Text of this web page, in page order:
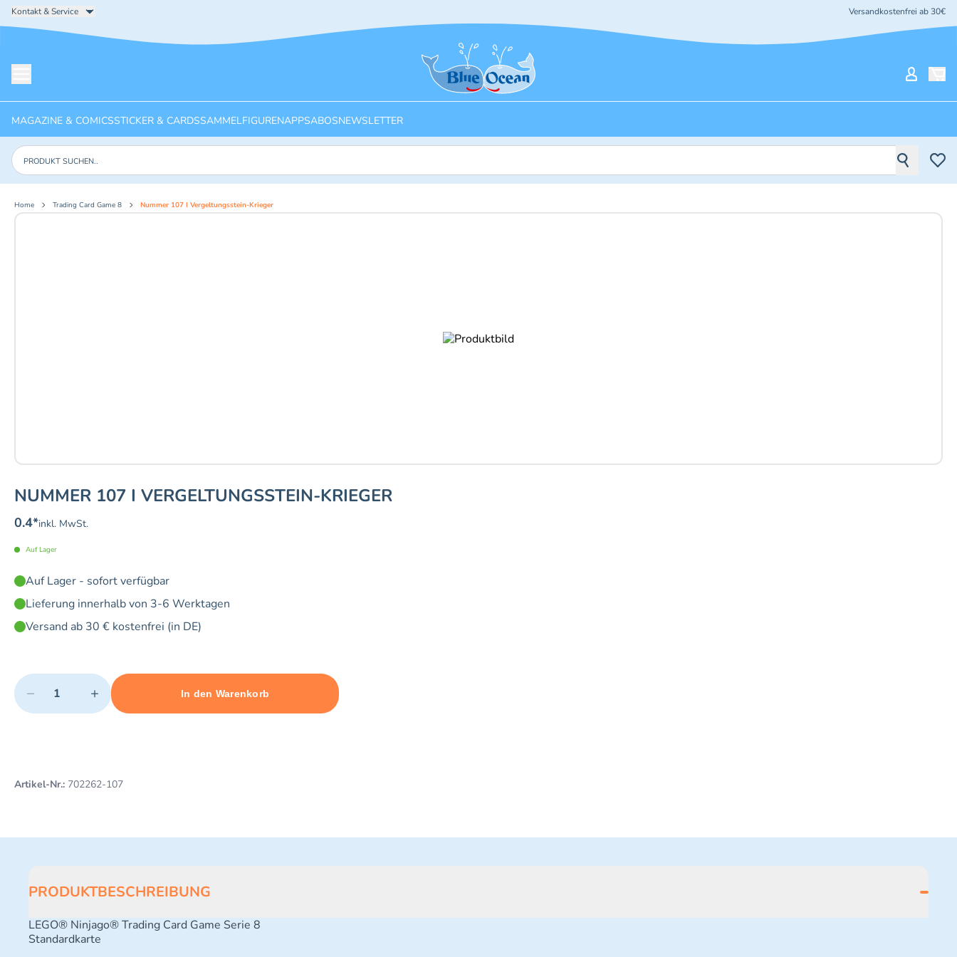
Kontakt & Service Versandkostenfrei ab 30€
Startseite
MAGAZINE & COMICSSTICKER & CARDSSAMMELFIGURENAPPSABOSNEWSLETTER
Produkte suchen
Home Trading Card Game 8 Nummer 107 I Vergeltungsstein-Krieger
NUMMER 107 I VERGELTUNGSSTEIN-KRIEGER
0.4*inkl. MwSt.
Auf Lager
Auf Lager - sofort verfügbar
Lieferung innerhalb von 3-6 Werktagen
Versand ab 30 € kostenfrei (in DE)
Quantity
− +
Minimum quantity: 1 Maximum quantity: 10
In den Warenkorb
Add 1 item to cart
Artikel-Nr.: 702262-107
PRODUKTBESCHREIBUNG
LEGO® Ninjago® Trading Card Game Serie 8
Standardkarte